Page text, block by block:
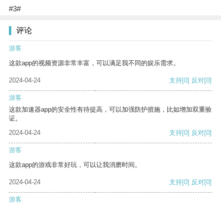
#3#
评论
游客
这款app的视频资源非常丰富，可以满足我不同的娱乐需求。
2024-04-24 支持[0] 反对[0]
游客
这款加速器app的安全性有待提高，可以加强防护措施，比如增加双重验
证。
2024-04-24
支持[0] 反对[0]
游客
这款app的游戏非常好玩，可以让我消磨时间。
2024-04-24 支持[0] 反对[0]
游客